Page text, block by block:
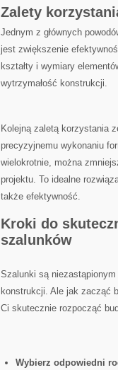
Zalety
Jednym⁢ z głównych
jest zwiększenie
kształty i wymiary
‍wytrzymałość konstrukcji.
Kolejną zaletą korzystania
precyzyjnemu wykonaniu
wielokrotnie, można
projektu. To idealne
także efektywność.
Kroki do
szalunków
Szalunki są
konstrukcji. Ale jak zacząć
Ci skutecznie rozpocząć
Wybierz odpowiedni